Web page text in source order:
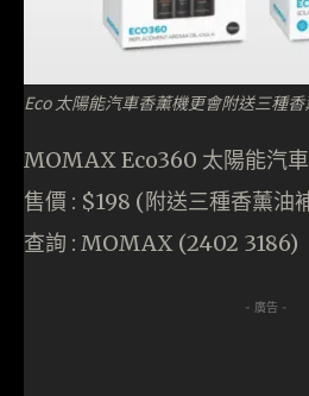
Eco 太陽能汽車香薰機更會附送三種
MOMAX Eco360 太陽能汽
售價 : $198 (附送三種香薰油
查詢 : MOMAX (2402 3186)
- 廣告 -